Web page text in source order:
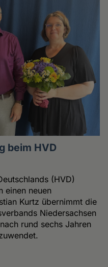
beim HVD
(HVD)
einen neuen
Kurtz übernimmt die
Niedersachsen
rund sechs Jahren